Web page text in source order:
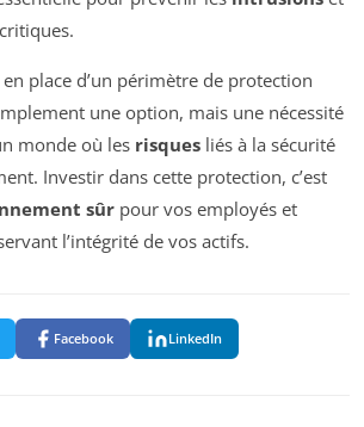
place d’un périmètre de protection
une option, mais une nécessité
monde où les risques liés à la sécurité
Investir dans cette protection, c’est
sûr pour vos employés et
l’intégrité de vos actifs.
Facebook LinkedIn